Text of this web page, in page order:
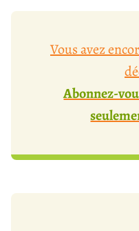
Vous avez
Abonnez-